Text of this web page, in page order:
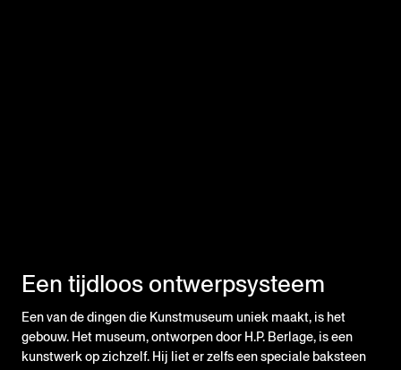
Een tijdloos ontwerpsysteem
Een van de dingen die Kunstmuseum uniek maakt, is het
gebouw. Het museum, ontworpen door H.P. Berlage, is een
kunstwerk op zichzelf. Hij liet er zelfs een speciale baksteen